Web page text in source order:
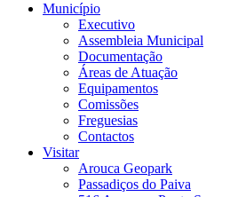
Município
Executivo
Assembleia Municipal
Documentação
Áreas de Atuação
Equipamentos
Comissões
Freguesias
Contactos
Visitar
Arouca Geopark
Passadiços do Paiva